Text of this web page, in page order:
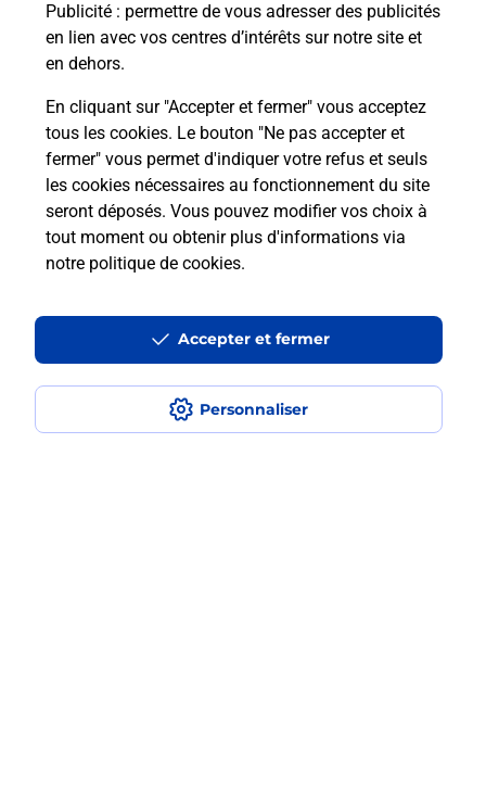
Publicité : permettre de vous adresser des publicités
en lien avec vos centres d’intérêts sur notre site et
en dehors.
En cliquant sur "Accepter et fermer" vous acceptez
tous les cookies. Le bouton "Ne pas accepter et
fermer" vous permet d'indiquer votre refus et seuls
les cookies nécessaires au fonctionnement du site
seront déposés. Vous pouvez modifier vos choix à
tout moment ou obtenir plus d'informations via
notre politique de cookies.
Personnaliser
Accepter et fermer
Est-ce que je peux garder mon
numéro de mobile gratuitement ?
Est-ce que je peux bénéficier de la 5G
avec La Poste Mobile ?
Est-ce que je peux utiliser mon forfait
à l’étranger avec La Poste Mobile ?
Est-ce que je peux payer mon
fois avec La Poste Mobile ?
Est-ce que je peux assurer mon
smartphone Samsung ?